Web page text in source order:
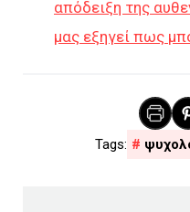
απόδειξη της
μας εξηγεί πως